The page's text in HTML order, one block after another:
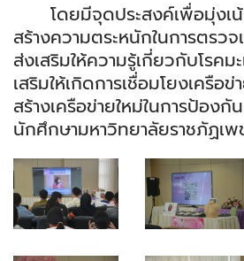
โดยมีจุดประสงค์เพื่อมุ่งเน้
สร้างความตระหนักในการตรว
ส่งเสริมให้ความรู้เกี่ยวกับโรคม
เสริมให้เกิดการเชื่อมโยงเครื
สร้างเครือข่ายใหม่ในการป้องกั
นักศึกษามหาวิทยาลัยราชภัฏเพ